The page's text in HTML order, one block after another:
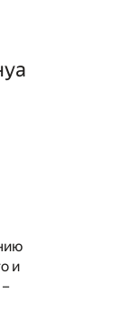
и